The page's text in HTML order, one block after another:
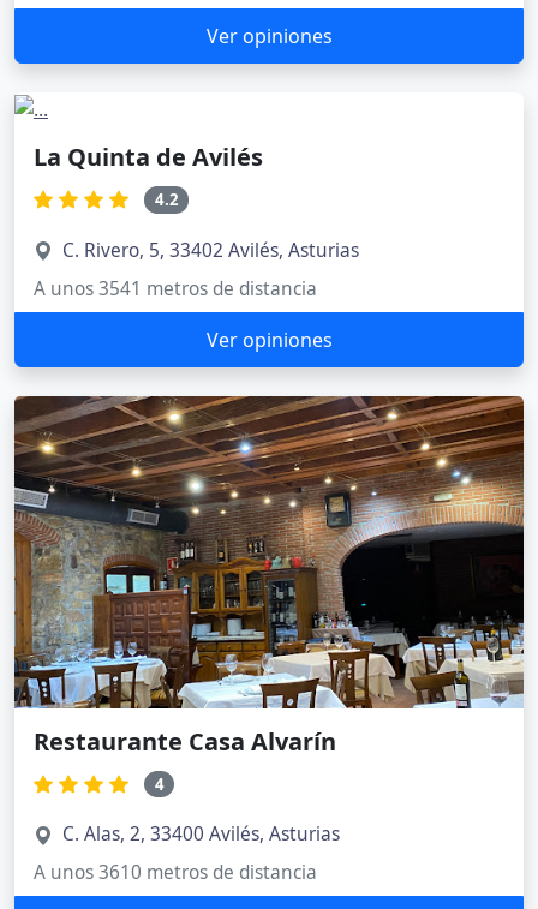
Ver opiniones
La Quinta de Avilés
4.2
C. Rivero, 5, 33402 Avilés, Asturias
A unos 3541 metros de distancia
Ver opiniones
Restaurante Casa Alvarín
4
C. Alas, 2, 33400 Avilés, Asturias
A unos 3610 metros de distancia